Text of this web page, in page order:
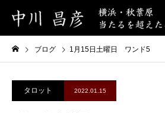
ブログ 1月15日土曜日 ワンド5
タロット 2022.01.15